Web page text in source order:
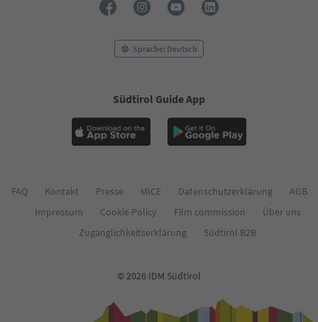
Sprache: Deutsch
Südtirol Guide App
FAQ Kontakt Presse MICE Datenschutzerklärung
AGB
Impressum
Cookie Policy Film commission
Über uns
Zugänglichkeitserklärung
Südtirol B2B
© 2026 IDM Südtirol